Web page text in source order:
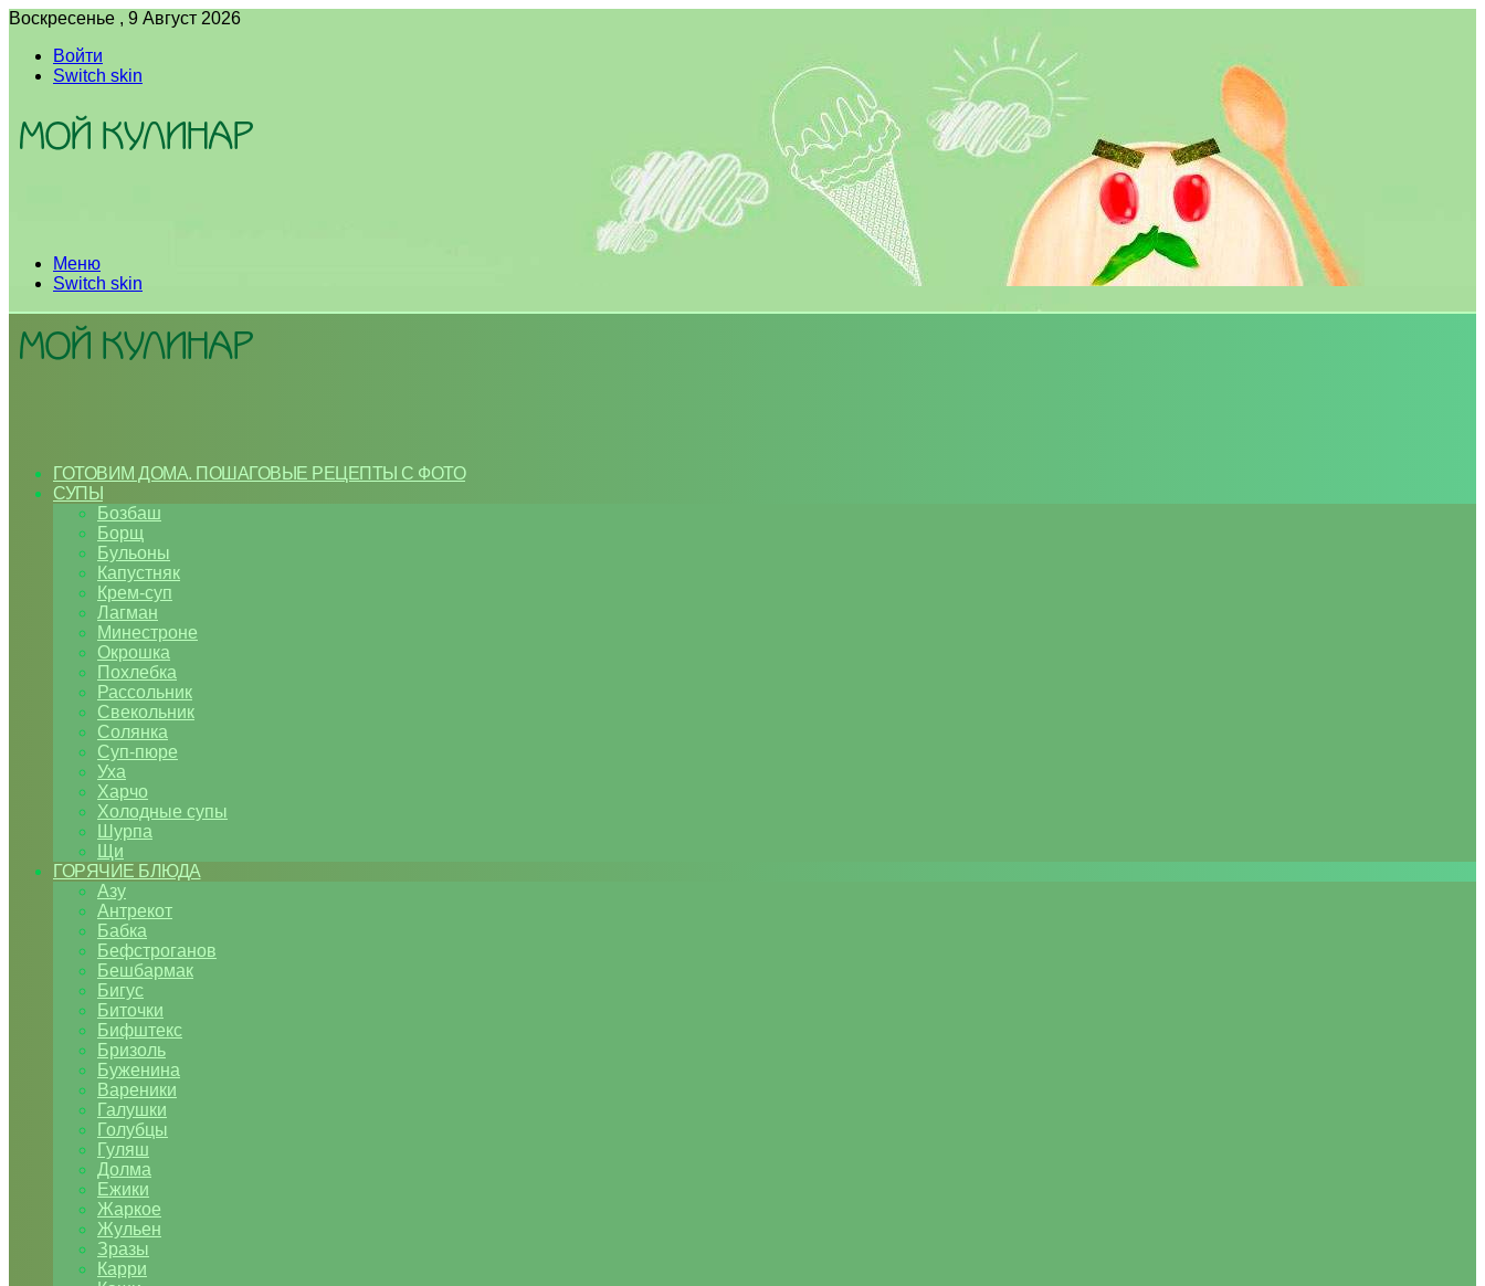
Воскресенье , 9 Август 2026
Войти
Switch skin
Меню
Switch skin
ГОТОВИМ ДОМА. ПОШАГОВЫЕ РЕЦЕПТЫ С ФОТО
СУПЫ
Бозбаш
Борщ
Бульоны
Капустняк
Крем-суп
Лагман
Минестроне
Окрошка
Похлебка
Рассольник
Свекольник
Солянка
Суп-пюре
Уха
Харчо
Холодные супы
Шурпа
Щи
ГОРЯЧИЕ БЛЮДА
Азу
Антрекот
Бабка
Бефстроганов
Бешбармак
Бигус
Биточки
Бифштекс
Бризоль
Буженина
Вареники
Галушки
Голубцы
Гуляш
Долма
Ежики
Жаркое
Жульен
Зразы
Карри